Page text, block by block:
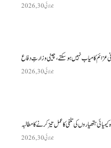
جولائی 30, 2026
عزائم کامیاب نہیں ہو سکتے ، چینی وزارتِ دفاع
جولائی 30, 2026
ہتھیاروں کی تلفی کا عمل تیز کرنے کا مطالبہ
جولائی 30, 2026